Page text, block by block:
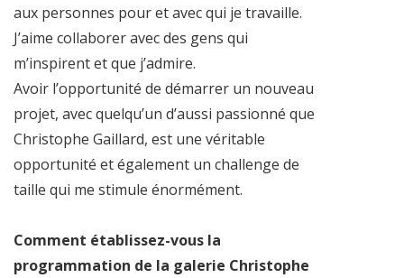
aux personnes pour et avec qui je travaille.
J’aime collaborer avec des gens qui
m’inspirent et que j’admire.
Avoir l’opportunité de démarrer un nouveau
projet, avec quelqu’un d’aussi passionné que
Christophe Gaillard, est une véritable
opportunité et également un challenge de
taille qui me stimule énormément.
Comment établissez-vous la
programmation de la galerie Christophe